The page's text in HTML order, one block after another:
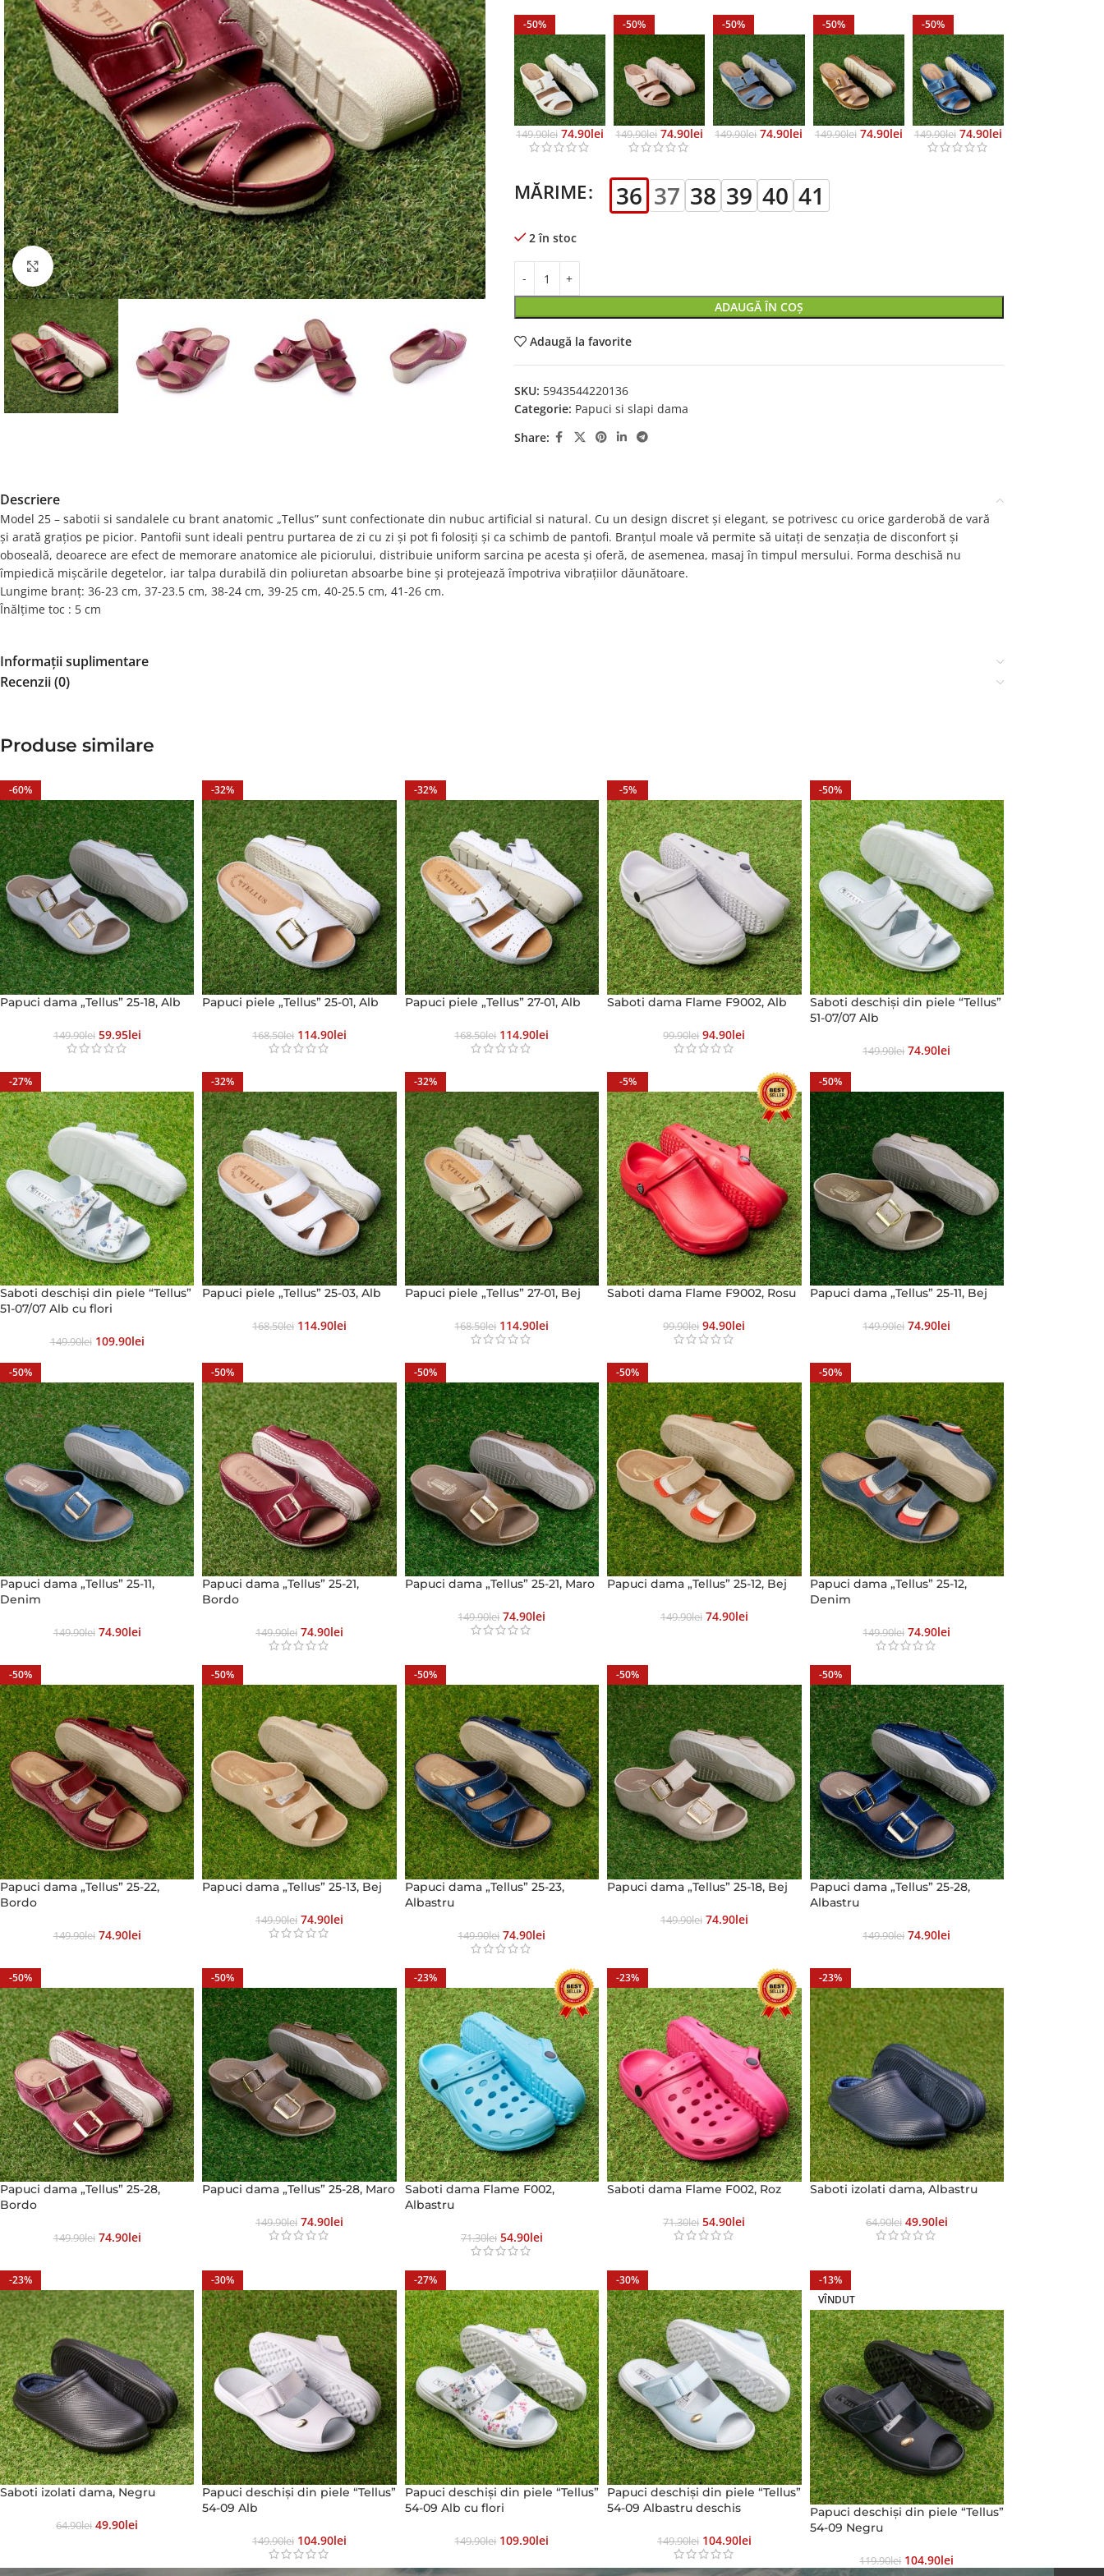
Faceți click pentru a mări
-50%
149.90Lei 74.90Lei
-50%
149.90Lei 74.90Lei
-50%
149.90Lei 74.90Lei
-50%
149.90Lei 74.90Lei
-50%
149.90Lei 74.90Lei
MĂRIME 36 37 38 39 40 41
2 în stoc
ADAUGĂ ÎN COȘ
Adaugă la favorite
SKU: 5943544220136
Categorie: Papuci si slapi dama
Share:
Descriere
Model 25 – sabotii si sandalele cu brant anatomic „Tellus” sunt confectionate din nubuc artificial si natural. Cu un design discret și elegant, se potrivesc cu orice garderobă de vară
și arată grațios pe picior. Pantofii sunt ideali pentru purtarea de zi cu zi și pot fi folosiți și ca schimb de pantofi. Branțul moale vă permite să uitați de senzația de disconfort și
oboseală, deoarece are efect de memorare anatomice ale piciorului, distribuie uniform sarcina pe acesta și oferă, de asemenea, masaj în timpul mersului. Forma deschisă nu
împiedică mișcările degetelor, iar talpa durabilă din poliuretan absoarbe bine și protejează împotriva vibrațiilor dăunătoare.
Lungime branț: 36-23 cm, 37-23.5 cm, 38-24 cm, 39-25 cm, 40-25.5 cm, 41-26 cm.
Înălțime toc : 5 cm
Informații suplimentare
Recenzii (0)
Produse similare
-60%
Papuci dama „Tellus” 25-18, Alb
149.90Lei 59.95Lei
-32%
Papuci piele „Tellus” 25-01, Alb
168.50Lei 114.90Lei
-32%
Papuci piele „Tellus” 27-01, Alb
168.50Lei 114.90Lei
-5%
Saboti dama Flame F9002, Alb
99.90Lei 94.90Lei
-50%
Saboti deschiși din piele “Tellus”
51-07/07 Alb
149.90Lei 74.90Lei
-27%
Saboti deschiși din piele “Tellus”
51-07/07 Alb cu flori
149.90Lei 109.90Lei
-32%
Papuci piele „Tellus” 25-03, Alb
168.50Lei 114.90Lei
-32%
Papuci piele „Tellus” 27-01, Bej
168.50Lei 114.90Lei
-5%
Saboti dama Flame F9002, Rosu
99.90Lei 94.90Lei
-50%
Papuci dama „Tellus” 25-11, Bej
149.90Lei 74.90Lei
-50%
Papuci dama „Tellus” 25-11,
Denim
149.90Lei 74.90Lei
-50%
Papuci dama „Tellus” 25-21,
Bordo
149.90Lei 74.90Lei
-50%
Papuci dama „Tellus” 25-21, Maro
149.90Lei 74.90Lei
-50%
Papuci dama „Tellus” 25-12, Bej
149.90Lei 74.90Lei
-50%
Papuci dama „Tellus” 25-12,
Denim
149.90Lei 74.90Lei
-50%
Papuci dama „Tellus” 25-22,
Bordo
149.90Lei 74.90Lei
-50%
Papuci dama „Tellus” 25-13, Bej
149.90Lei 74.90Lei
-50%
Papuci dama „Tellus” 25-23,
Albastru
149.90Lei 74.90Lei
-50%
Papuci dama „Tellus” 25-18, Bej
149.90Lei 74.90Lei
-50%
Papuci dama „Tellus” 25-28,
Albastru
149.90Lei 74.90Lei
-50%
Papuci dama „Tellus” 25-28,
Bordo
149.90Lei 74.90Lei
-50%
Papuci dama „Tellus” 25-28, Maro
149.90Lei 74.90Lei
-23%
Saboti dama Flame F002,
Albastru
71.30Lei 54.90Lei
-23%
Saboti dama Flame F002, Roz
71.30Lei 54.90Lei
-23%
Saboti izolati dama, Albastru
64.90Lei 49.90Lei
-23%
Saboti izolati dama, Negru
64.90Lei 49.90Lei
-30%
Papuci deschiși din piele “Tellus”
54-09 Alb
149.90Lei 104.90Lei
-27%
Papuci deschiși din piele “Tellus”
54-09 Alb cu flori
149.90Lei 109.90Lei
-30%
Papuci deschiși din piele “Tellus”
54-09 Albastru deschis
149.90Lei 104.90Lei
-13%
VÎNDUT
Papuci deschiși din piele “Tellus”
54-09 Negru
119.90Lei 104.90Lei